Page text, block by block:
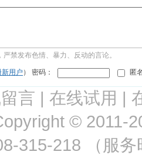
禁发布色情、暴力、反动的言论。
新用户 ） 密码： 匿
言 | 在线试用 |
© 2011-
315-218 （服